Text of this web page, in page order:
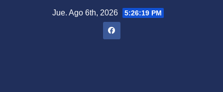
Jue. Ago 6th, 2026 5:26:21 PM